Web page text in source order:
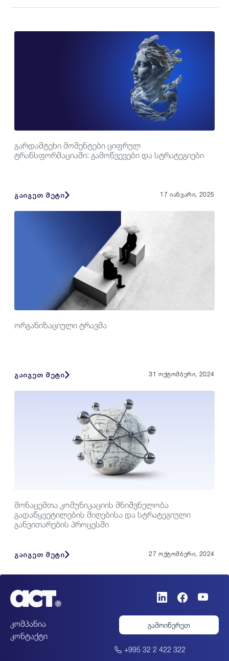
გარდამტეხი მომენტები ციფრულ
ტრანსფორმაციაში: გამოწვევები და სტრატეგიები
გაიგეთ მეტი 17 იანვარი, 2025
ორგანიზაციული ტრავმა
გაიგეთ მეტი 31 ოქტომბერი, 2024
მონაცემთა კომუნიკაციის მნიშვნელობა
გადაწყვეტილების მიღებისა და სტრატეგიული
განვითარების პროცესში
გაიგეთ მეტი 27 ოქტომბერი, 2024
კომპანია
კონტაქტი
გამოიწერეთ
+995 32 2 422 322